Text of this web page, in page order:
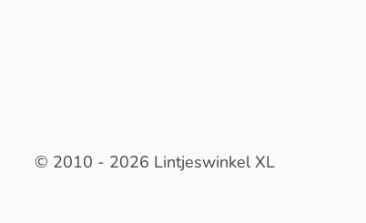
© 2010 - 2026 Lintjeswinkel XL